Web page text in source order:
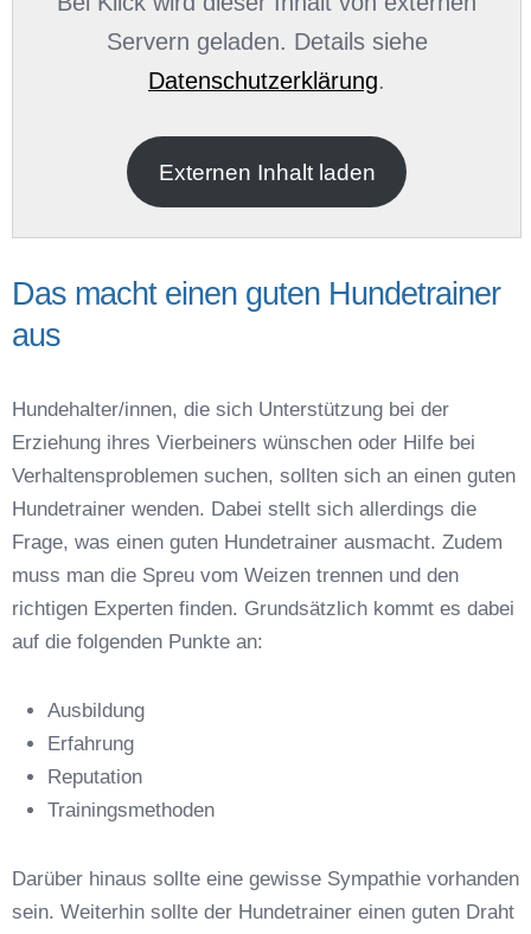
Anschrift
Servern geladen. Details siehe
Datenschutzerklärung.
Externen Inhalt laden
Das macht einen guten Hundetrainer
aus
Hundehalter/innen, die sich Unterstützung bei der
Erziehung ihres Vierbeiners wünschen oder Hilfe bei
Verhaltensproblemen suchen, sollten sich an einen guten
Hundetrainer wenden. Dabei stellt sich allerdings die
Frage, was einen guten Hundetrainer ausmacht. Zudem
muss man die Spreu vom Weizen trennen und den
richtigen Experten finden. Grundsätzlich kommt es dabei
auf die folgenden Punkte an:
Ausbildung
Erfahrung
Reputation
Trainingsmethoden
Darüber hinaus sollte eine gewisse Sympathie vorhanden
sein. Weiterhin sollte der Hundetrainer einen guten Draht